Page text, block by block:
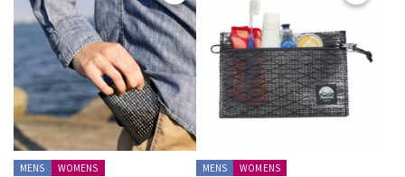
MENS
WOMENS
MENS
WOMENS